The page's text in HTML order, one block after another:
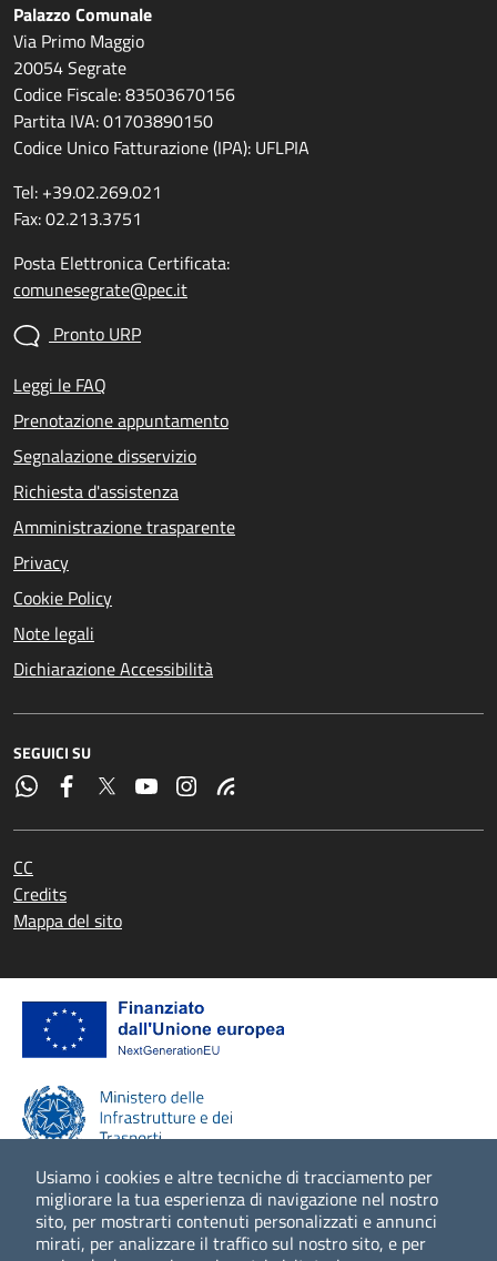
Usiamo i cookies e altre tecniche di tracciamento per
migliorare la tua esperienza di navigazione nel nostro
sito, per mostrarti contenuti personalizzati e annunci
mirati, per analizzare il traffico sul nostro sito, e per
Palazzo Comunale
Via Primo Maggio
20054 Segrate
Codice Fiscale: 83503670156
Partita IVA: 01703890150
Codice Unico Fatturazione (IPA): UFLPIA
Tel: +39.02.269.021
Fax: 02.213.3751
Posta Elettronica Certificata:
comunesegrate@pec.it
Pronto URP
Leggi le FAQ
Prenotazione appuntamento
Segnalazione disservizio
Richiesta d'assistenza
Amministrazione trasparente
Privacy
Cookie Policy
Note legali
Dichiarazione Accessibilità
SEGUICI SU
CC
Credits
Mappa del sito
Scopri di più